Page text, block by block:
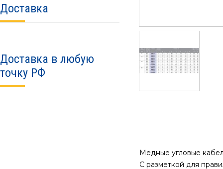
Доставка
Доставка в любую
точку РФ
Медные угловые
С разметкой для